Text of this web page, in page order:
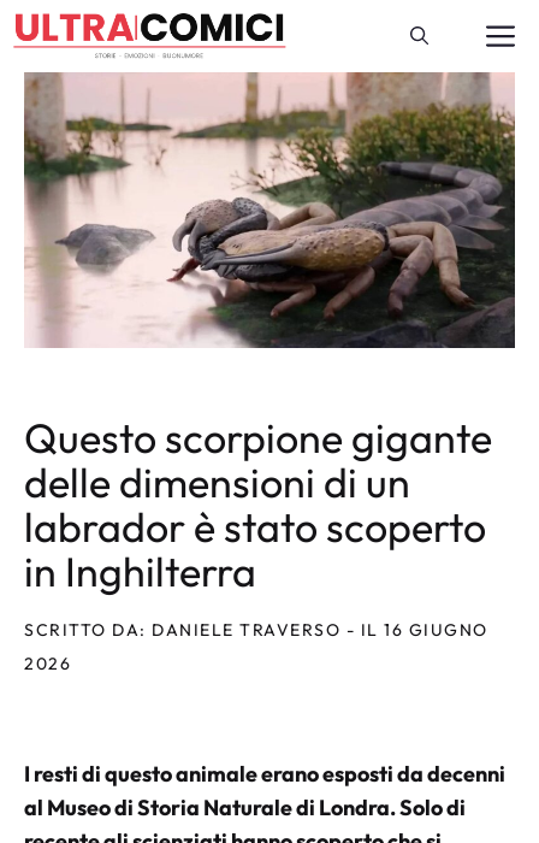
Vai
al
contenuto
Questo scorpione gigante
delle dimensioni di un
labrador è stato scoperto
in Inghilterra
SCRITTO DA: DANIELE TRAVERSO - IL 16 GIUGNO
2026
I resti di questo animale erano esposti da decenni
al Museo di Storia Naturale di Londra. Solo di